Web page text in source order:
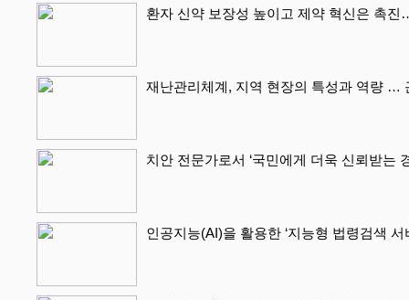
환자 신약 보장성 높이고 제약 혁신은 촉
재난관리체계, 지역 현장의 특성과 역량 …
치안 전문가로서 ‘국민에게 더욱 신뢰받는
인공지능(AI)을 활용한 ‘지능형 법령검색 서